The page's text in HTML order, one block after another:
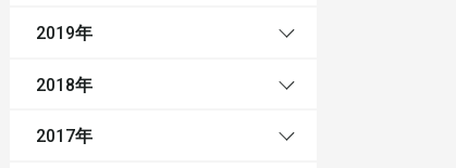
2019年
2018年
2017年